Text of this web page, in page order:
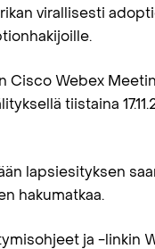
virallisesti
Cisco Webex
tiistaina
lapsiesityksen
hakumatkaa.
ja -linkin